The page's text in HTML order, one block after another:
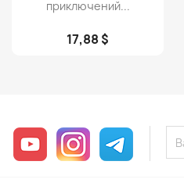
приключений...
17,88 $
YouTube InstagramTelegram